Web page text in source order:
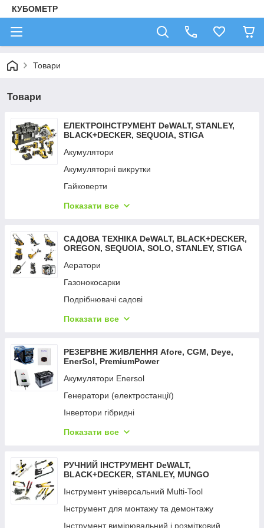
КУБОМЕТР
Товари
Товари
ЕЛЕКТРОІНСТРУМЕНТ DeWALT, STANLEY,
BLACK+DECKER, SEQUOIA, STIGA
Акумулятори
Акумуляторні викрутки
Гайковерти
Дрилі — шурупокрути
Детектори тепла
Зарядні пристрої
Вимірювальні інструменти
Фарбопульти
Відбійні молотки
Мультифункційний інструмент
Перфоратори
Пили
Пістолети цвяхозабивні та скобозабивні
Пістолети гарячого повітря
Пістолети клейові
Підіймач вакуумний
Пилососи
Радіоприймачі промислові
Показати все
САДОВА ТЕХНІКА DeWALT, BLACK+DECKER,
OREGON, SEQUOIA, SOLO, STANLEY, STIGA
Аератори
Газонокосарки
Подрібнювачі садові
Кущорізи та ножиці
Мийки високого тиску
Мотопомпи
Насоси поверхневі
Насоси заглибні
Опрыскиватели
Обладнання для поливання UNIFLEX
Підмітальні машини
Пилососи садові
Райдери
Розкидачі добрив
Показати все
РЕЗЕРВНЕ ЖИВЛЕННЯ Aforе, CGM, Deye,
EnerSol, PremiumPower
Акумулятори Enersol
Генератори (електростанції)
Інвертори гібридні
Портативний зарядний пристрій
Сетевые удлинители
Показати все
РУЧНИЙ ІНСТРУМЕНТ DeWALT,
BLACK+DECKER, STANLEY, MUNGO
Інструмент універсальний Multi-Tool
Інструмент для монтажу та демонтажу
Інструмент вимірювальний і розмітковий